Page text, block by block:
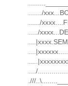
......./
....../
...../
..../
.///